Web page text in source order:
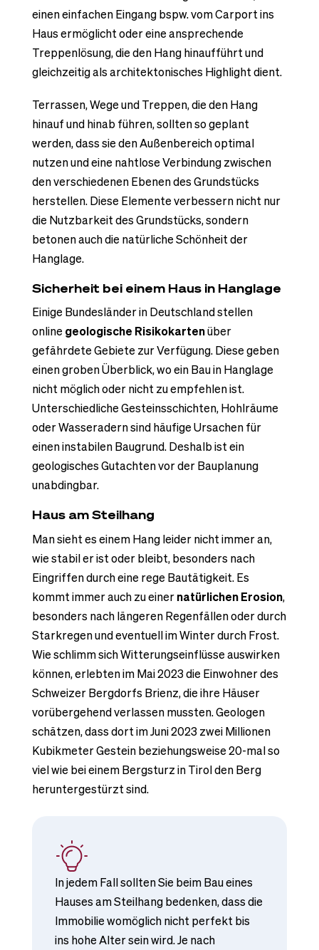
einen einfachen Eingang bspw. vom Carport ins
Haus ermöglicht oder eine ansprechende
Treppenlösung, die den Hang hinaufführt und
gleichzeitig als architektonisches Highlight dient.
Terrassen, Wege und Treppen, die den Hang
hinauf und hinab führen, sollten so geplant
werden, dass sie den Außenbereich optimal
nutzen und eine nahtlose Verbindung zwischen
den verschiedenen Ebenen des Grundstücks
herstellen. Diese Elemente verbessern nicht nur
die Nutzbarkeit des Grundstücks, sondern
betonen auch die natürliche Schönheit der
Hanglage.
Sicherheit bei einem Haus in Hanglage
Einige Bundesländer in Deutschland stellen
online geologische Risikokartenüber
gefährdete Gebiete zur Verfügung. Diese geben
einen groben Überblick, wo ein Bau in Hanglage
nicht möglich oder nicht zu empfehlen ist.
Unterschiedliche Gesteinsschichten, Hohlräume
oder Wasseradern sind häufige Ursachen für
einen instabilen Baugrund. Deshalb ist ein
geologisches Gutachten vor der Bauplanung
unabdingbar.
Haus am Steilhang
Man sieht es einem Hang leider nicht immer an,
wie stabil er ist oder bleibt, besonders nach
Eingriffen durch eine rege Bautätigkeit. Es
kommt immer auch zu einernatürlichen Erosion,
besonders nach längeren Regenfällen oder durch
Starkregen und eventuell im Winter durch Frost.
Wie schlimm sich Witterungseinflüsse auswirken
können, erlebten im Mai 2023 die Einwohner des
Schweizer Bergdorfs Brienz, die ihre Häuser
vorübergehend verlassen mussten. Geologen
schätzen, dass dort im Juni 2023 zwei Millionen
Kubikmeter Gestein beziehungsweise 20-mal so
viel wie bei einem Bergsturz in Tirol den Berg
heruntergestürzt sind.
In jedem Fall sollten Sie beim Bau eines
Hauses am Steilhang bedenken, dass die
Immobilie womöglich nicht perfekt bis
ins hohe Alter sein wird. Je nach